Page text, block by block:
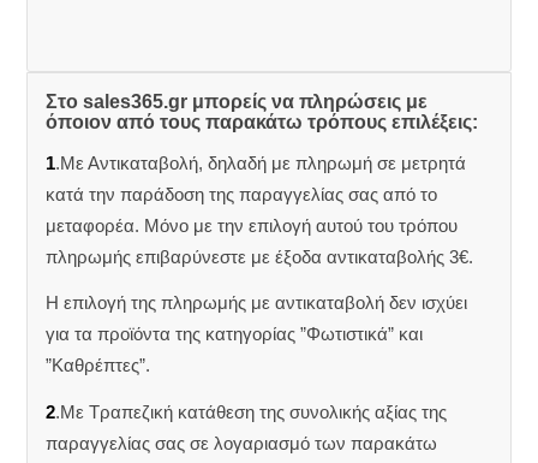
Στο sales365.gr μπορείς να πληρώσεις με
όποιον από τους παρακάτω τρόπους επιλέξεις:
1.Με Αντικαταβολή, δηλαδή με πληρωμή σε μετρητά
κατά την παράδοση της παραγγελίας σας από το
μεταφορέα. Μόνο με την επιλογή αυτού του τρόπου
πληρωμής επιβαρύνεστε με έξοδα αντικαταβολής 3€.
Η επιλογή της πληρωμής με αντικαταβολή δεν ισχύει
για τα προϊόντα της κατηγορίας ”Φωτιστικά” και
”Καθρέπτες”.
2.Με Τραπεζική κατάθεση της συνολικής αξίας της
παραγγελίας σας σε λογαριασμό των παρακάτω